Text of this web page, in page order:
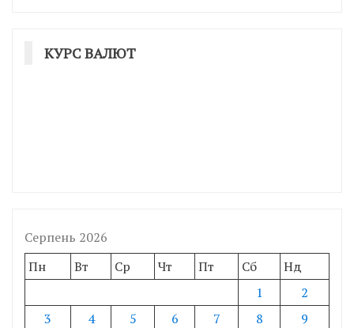
КУРС ВАЛЮТ
Серпень 2026
Пн
Вт Ср Чт Пт Сб
Нд
1
2
3
4 5 6 7 8
9